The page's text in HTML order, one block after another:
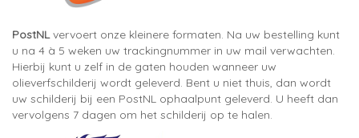
PostNLvervoert onze kleinere formaten. Na uw bestelling kunt
u na 4 à 5 weken uw trackingnummer in uw mail verwachten.
Hierbij kunt u zelf in de gaten houden wanneer uw
olieverfschilderij wordt geleverd. Bent u niet thuis, dan wordt
uw schilderij bij een PostNL ophaalpunt geleverd. U heeft dan
vervolgens 7 dagen om het schilderij op te halen.